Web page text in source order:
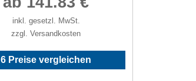
inkl. gesetzl. MwSt.
zzgl. Versandkosten
6 Preise vergleichen